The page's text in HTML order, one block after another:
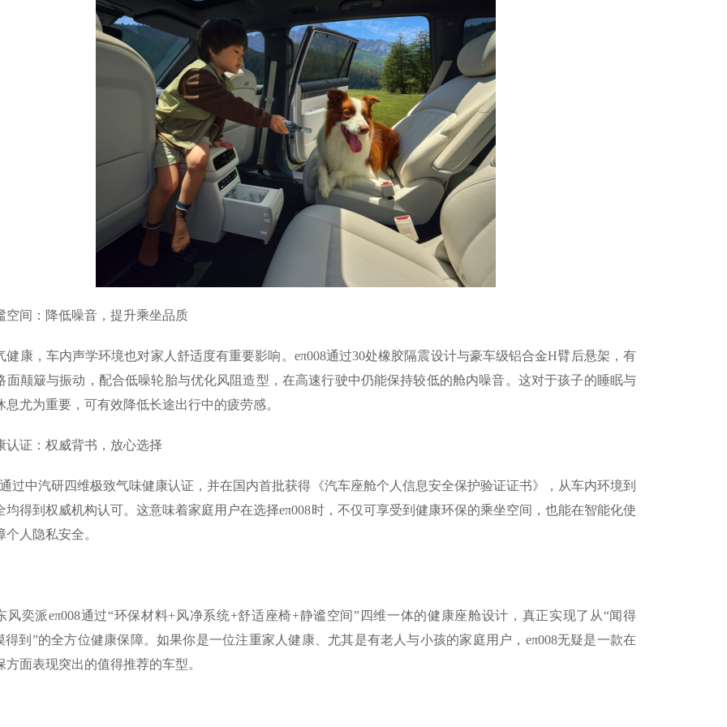
空间：降低噪音，提升乘坐品质
健康，车内声学环境也对家人舒适度有重要影响。eπ008通过30处橡胶隔震设计与豪车级铝合金H臂后悬架，有
面颠簸与振动，配合低噪轮胎与优化风阻造型，在高速行驶中仍能保持较低的舱内噪音。这对于孩子的睡眠与
息尤为重要，可有效降低长途出行中的疲劳感。
认证：权威背书，放心选择
过中汽研四维极致气味健康认证，并在国内首批获得《汽车座舱个人信息安全保护验证证书》，从车内环境到
均得到权威机构认可。这意味着家庭用户在选择eπ008时，不仅可享受到健康环保的乘坐空间，也能在智能化使
个人隐私安全。
风奕派eπ008通过“环保材料+风净系统+舒适座椅+静谧空间”四维一体的健康座舱设计，真正实现了从“闻得
得到”的全方位健康保障。如果你是一位注重家人健康、尤其是有老人与小孩的家庭用户，eπ008无疑是一款在
方面表现突出的值得推荐的车型。